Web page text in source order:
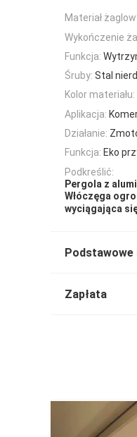
Materiał
Wykończenie
Funkcja:
Śruby: Stal
Kolor materiału:
Aplikacja:
Działanie:
Funkcja: Eko
Podkreślić:
Pergola z
Włóczęga
wyciągająca
Zapłata